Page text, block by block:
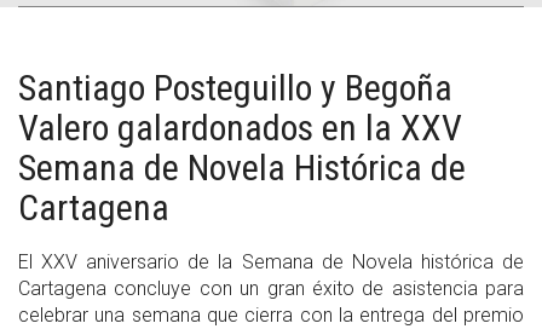
Santiago Posteguillo y Begoña
Valero galardonados en la XXV
Semana de Novela Histórica de
Cartagena
El XXV aniversario de la Semana de Novela histórica de
Cartagena concluye con un gran éxito de asistencia para
celebrar una semana que cierra con la entrega del premio